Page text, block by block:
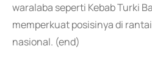
waralaba seperti Kebab Turki
memperkuat posisinya di
nasional. (end)